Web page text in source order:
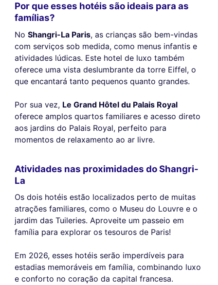
Por que esses hotéis são ideais para as
famílias?
No Shangri-La Paris, as crianças são bem-vindas
com serviços sob medida, como menus infantis e
atividades lúdicas. Este hotel de luxo também
oferece uma vista deslumbrante da torre Eiffel, o
que encantará tanto pequenos quanto grandes.
Por sua vez, Le Grand Hôtel du Palais Royal
oferece amplos quartos familiares e acesso direto
aos jardins do Palais Royal, perfeito para
momentos de relaxamento ao ar livre.
Atividades nas proximidades do Shangri-
La
Os dois hotéis estão localizados perto de muitas
atrações familiares, como o Museu do Louvre e o
jardim das Tuileries. Aproveite um passeio em
família para explorar os tesouros de Paris!
Em 2026, esses hotéis serão imperdíveis para
estadias memoráveis em família, combinando luxo
e conforto no coração da capital francesa.